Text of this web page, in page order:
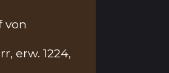
von
erw. 1224,